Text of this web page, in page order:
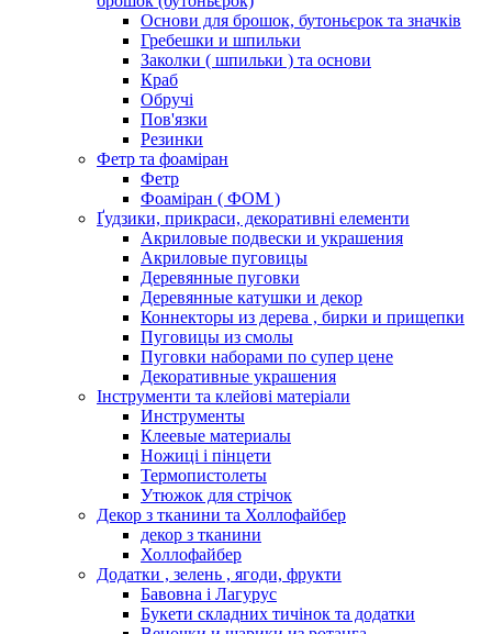
Основи для брошок, бутоньєрок та значків
Гребешки и шпильки
Заколки ( шпильки ) та основи
Краб
Обручі
Пов'язки
Резинки
Фетр та фоаміран
Фетр
Фоаміран ( ФОМ )
Ґудзики, прикраси, декоративні елементи
Акриловые подвески и украшения
Акриловые пуговицы
Деревянные пуговки
Деревянные катушки и декор
Коннекторы из дерева , бирки и прищепки
Пуговицы из смолы
Пуговки наборами по супер цене
Декоративные украшения
Інструменти та клейові матеріали
Инструменты
Клеевые материалы
Ножиці і пінцети
Термопистолеты
Утюжок для стрічок
Декор з тканини та Холлофайбер
декор з тканини
Холлофайбер
Додатки , зелень , ягоди, фрукти
Бавовна і Лагурус
Букети складних тичінок та додатки